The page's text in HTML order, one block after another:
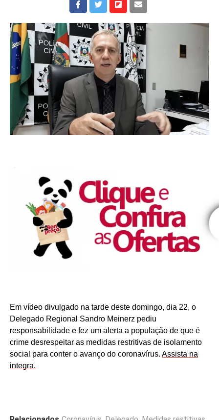
Em vídeo divulgado na tarde deste domingo, dia 22, o
Delegado Regional Sandro Meinerz pediu
responsabilidade e fez um alerta a população de que é
crime desrespeitar as medidas restritivas de isolamento
social para conter o avanço do coronavírus. Assista na
integra.